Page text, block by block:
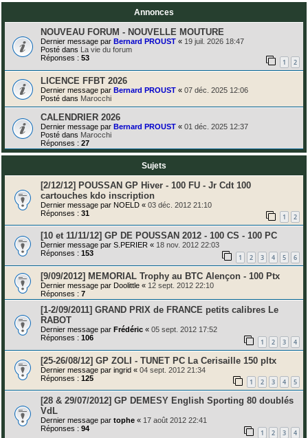
Annonces
NOUVEAU FORUM - NOUVELLE MOUTURE
Dernier message par Bernard PROUST « 19 juil. 2026 18:47
Posté dans La vie du forum
Réponses : 53 1 2
LICENCE FFBT 2026
Dernier message par Bernard PROUST « 07 déc. 2025 12:06
Posté dans Marocchi
CALENDRIER 2026
Dernier message par Bernard PROUST « 01 déc. 2025 12:37
Posté dans Marocchi
Réponses : 27
Sujets
[2/12/12] POUSSAN GP Hiver - 100 FU - Jr Cdt 100
cartouches kdo inscription
Dernier message par NOELD « 03 déc. 2012 21:10
Réponses : 31 1 2
[10 et 11/11/12] GP DE POUSSAN 2012 - 100 CS - 100 PC
Dernier message par S.PERIER « 18 nov. 2012 22:03
Réponses : 153 1 2 3 4 5 6
[9/09/2012] MEMORIAL Trophy au BTC Alençon - 100 Ptx
Dernier message par Doolittle « 12 sept. 2012 22:10
Réponses : 7
[1-2/09/2011] GRAND PRIX de FRANCE petits calibres Le
RABOT
Dernier message par Frédéric « 05 sept. 2012 17:52
Réponses : 106 1 2 3 4
[25-26/08/12] GP ZOLI - TUNET PC La Cerisaille 150 pltx
Dernier message par ingrid « 04 sept. 2012 21:34
Réponses : 125 1 2 3 4 5
[28 & 29/07/2012] GP DEMESY English Sporting 80 doublés
VdL
Dernier message par tophe « 17 août 2012 22:41
Réponses : 94 1 2 3 4